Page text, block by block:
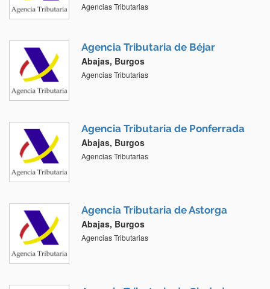
Agencias Tributarias
Agencia Tributaria de Béjar
Abajas, Burgos
Agencias Tributarias
Agencia Tributaria de Ponferrada
Abajas, Burgos
Agencias Tributarias
Agencia Tributaria de Astorga
Abajas, Burgos
Agencias Tributarias